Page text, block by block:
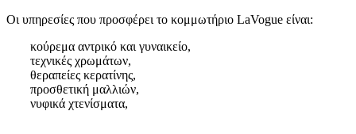
Οι υπηρεσίες που προσφέρει το κομμωτήριο LaVogue είναι:
κούρεμα αντρικό και γυναικείο,
τεχνικές χρωμάτων,
θεραπείες κερατίνης,
προσθετική μαλλιών,
νυφικά χτενίσματα,